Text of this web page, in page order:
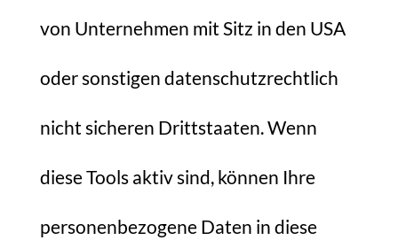
von Unternehmen mit Sitz in den USA
oder sonstigen datenschutzrechtlich
nicht sicheren Drittstaaten. Wenn
diese Tools aktiv sind, können Ihre
personenbezogene Daten in diese